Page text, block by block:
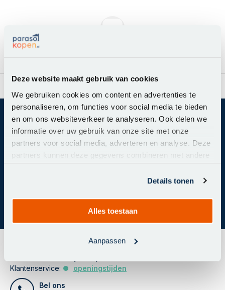
Deze website maakt gebruik van cookies
We gebruiken cookies om content en advertenties te
personaliseren, om functies voor social media te bieden
en om ons websiteverkeer te analyseren. Ook delen we
informatie over uw gebruik van onze site met onze
partners voor social media, adverteren en analyse. Deze
partners kunnen deze gegevens combineren met andere
verzameld op basis van uw gebruik van hun services.
Details tonen
Alles toestaan
Aanpassen
Mis geen acties of nieuwtjes meer!
Abonneer je op onze nieuwsbrief om op de hoogte te
blijven.
Abonneer
Klantenservice:
openingstijden
Bel ons